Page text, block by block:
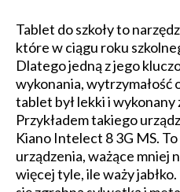
Tablet do szkoły to
które w ciągu roku
Dlatego jedną z jego
wykonania, wytrzymałość
tablet był lekki i wykonany
Przykładem takiego
Kiano Intelect 8 3G MS.
urządzenia, ważące mniej
więcej tyle, ile waży